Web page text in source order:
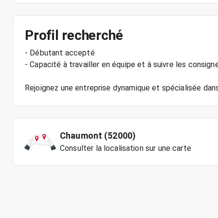
Profil recherché
- Débutant accepté
- Capacité à travailler en équipe et à suivre les
Chaumont (52000)
Consulter la localisation sur une carte